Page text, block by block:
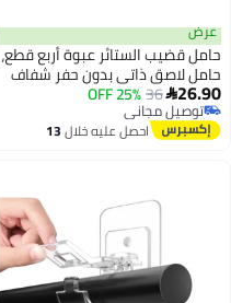
عرض
حامل قضيب الستائر عبوة أربع قطع،
حامل لاصق ذاتي بدون حفر شفاف
لقضبان التوتر، متعدد الاستخدامات
ويثبت على الجدران للحمام وغرف
النوم والنوافذ وخزائن الملابس،
26.90
36
25% OFF
توصيل مجاني
توصيل مجانياحصل عليه خلال13